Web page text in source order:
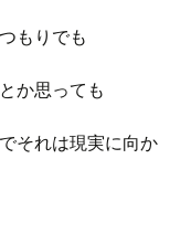
もりでも
か思っても
それは現実に向か